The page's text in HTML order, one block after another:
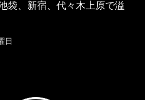
袋、新宿、代々木上原で溢
日